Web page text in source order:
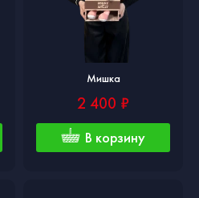
Мишка
2 400 ₽
В корзину